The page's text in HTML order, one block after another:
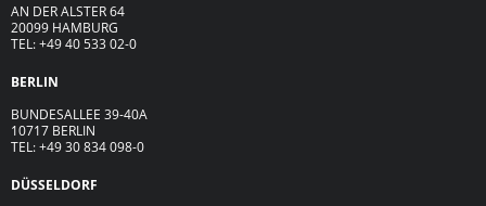
AN DER ALSTER 64
20099 HAMBURG
TEL: +49 40 533 02-0
BERLIN
BUNDESALLEE 39-40A
10717 BERLIN
TEL: +49 30 834 098-0
DÜSSELDORF